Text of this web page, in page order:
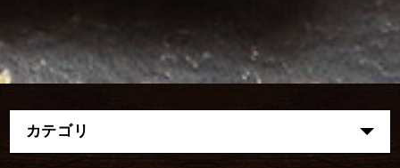
カテゴリ